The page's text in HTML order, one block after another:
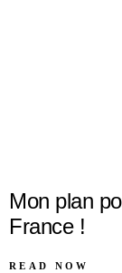
Mon plan
France !
READ NOW